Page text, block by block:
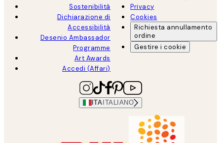
Sostenibilità
Dichiarazione di
Accessibilità
Desenio Ambassador
Programme
Art Awards
Accedi (Affari)
Privacy
Cookies
Richiesta annullamento
ordine
Gestire i cookie
ITA ITALIANO